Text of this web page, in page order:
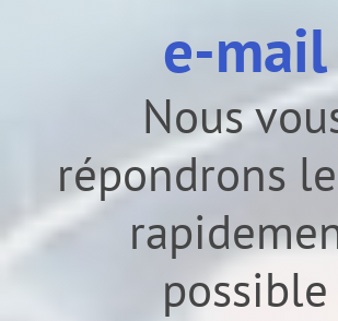
e-mail
Nous
répondrons
possible